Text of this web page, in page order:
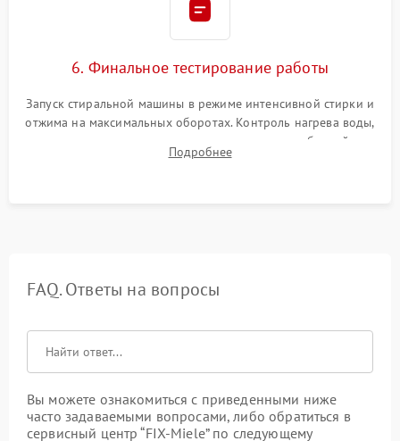
6. Финальное тестирование работы
Запуск стиральной машины в режиме интенсивной стирки и
отжима на максимальных оборотах. Контроль нагрева воды,
корректности слива, отсутствия излишних вибраций,
посторонних стуков и протечек под корпусом.
Подробнее
FAQ. Ответы на вопросы
Вы можете ознакомиться с приведенными ниже
часто задаваемыми вопросами, либо обратиться в
сервисный центр “FIX-Miele” по следующему